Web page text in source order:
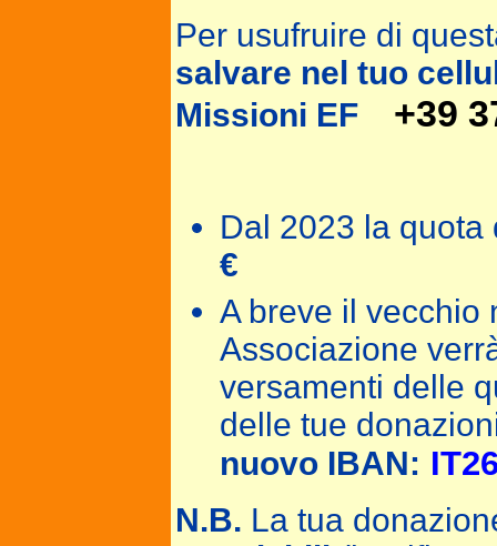
Per usufruire di
salvare nel tuo
Missioni EF +39
Dal 2023 la
€
A breve il vecchio
Associazione
versamenti delle
delle tue
nuovo IBAN:
N.B. La tua